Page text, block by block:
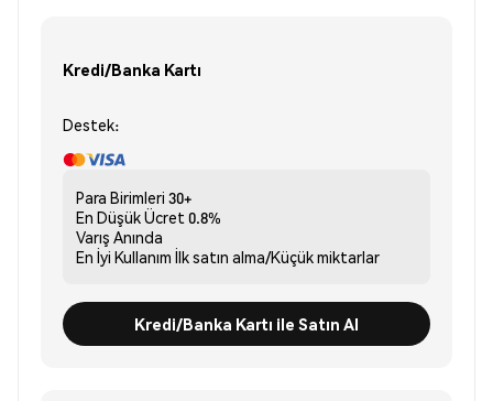
Kredi/Banka Kartı
Destek:
Para Birimleri 30+
En Düşük Ücret 0.8%
Varış Anında
En İyi Kullanım İlk satın alma/Küçük miktarlar
Kredi/Banka Kartı ile Satın Al